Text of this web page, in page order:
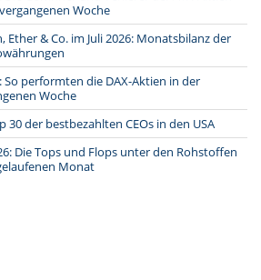
Woche
Ether & Co. im Juli 2026: Monatsbilanz der
So performten die DAX-Aktien in der
Woche
30 der bestbezahlten CEOs in den USA
Die Tops und Flops unter den Rohstoffen
Monat